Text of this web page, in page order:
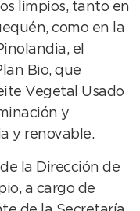
limpios, tanto en
como en la
el
Bio, que
Vegetal Usado
y
y renovable.
la Dirección de
a cargo de